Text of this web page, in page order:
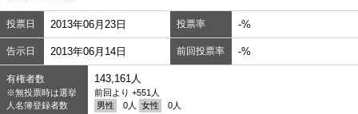
投票日 2013年06月23日 投票率 -%
告示日 2013年06月14日 前回投票率 -%
有権者数
※無投票時は選挙
人名簿登録者数
143,161人
前回より +551人
男性
0人 女性 0人